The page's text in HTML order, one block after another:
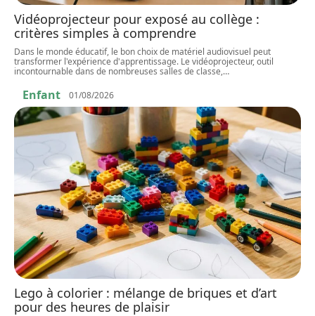
Vidéoprojecteur pour exposé au collège :
critères simples à comprendre
Dans le monde éducatif, le bon choix de matériel audiovisuel peut
transformer l'expérience d'apprentissage. Le vidéoprojecteur, outil
incontournable dans de nombreuses salles de classe,…
Enfant 01/08/2026
Lego à colorier : mélange de briques et d’art
pour des heures de plaisir